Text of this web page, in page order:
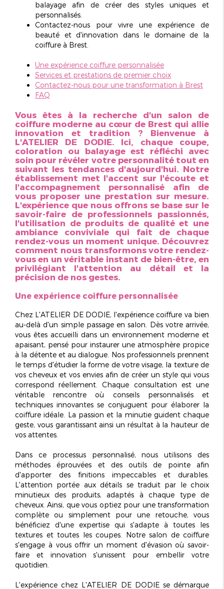
balayage afin de créer des stylesuniques et
personnalisés
Contactez-nous pour vivre une expérience de
beauté et d'innovation dans le domaine de la
coiffure à Brest.
Une expérience coiffure personnalisée
Services et prestations de premier choix
Contactez-nous pour une transformation à Brest
FAQ
Vous êtes à la recherche d'un salon de
coiffure moderne au cœur de Brest qui allie
innovation et tradition ? Bienvenue à
L'ATELIER DE DODIE. Ici, chaque coupe,
coloration ou balayage est réfléchi avec
soin pour révéler votre personnalité tout en
suivant les tendances d'aujourd'hui. Notre
établissement met l'accent sur l'écoute et
l'accompagnement personnalisé afin de
vous proposer une prestation sur mesure.
L'expérience que nous offrons se base sur le
savoir-faire de professionnels passionnés,
l'utilisation de produits de qualité et une
ambiance conviviale qui fait de chaque
rendez-vous un moment unique. Découvrez
comment nous transformons votre rendez-
vous en un véritable instant de bien-être, en
privilégiant l'attention au détail et la
précision de nos gestes.
Une expérience coiffure personnalisée
Chez L'ATELIER DE DODIE, l'expérience coiffure va bien
au-delà d'un simple passage en salon. Dès votre arrivée,
vous êtes accueilli dans un environnement moderne et
apaisant, pensé pour instaurer une atmosphère propice
à la détente et au dialogue. Nos professionnels prennent
le temps d'étudier la forme de votre visage, la texture de
vos cheveux et vos envies afin de créer un style qui vous
correspond réellement. Chaque consultation est une
véritable rencontre où conseils personnalisés et
techniques innovantes se conjuguent pour élaborer la
coiffure idéale. La passion et la minutie guident chaque
geste, vous garantissant ainsi un résultat à la hauteur de
vos attentes.
Dans ce processus personnalisé, nous utilisons des
méthodes éprouvées et des outils de pointe afin
d'apporter des finitions impeccables et durables
L'attention portée aux détails se traduit par le choix
minutieux des produits, adaptés à chaque type de
cheveux. Ainsi, que vous optiez pour une transformation
complète ou simplement pour une retouche, vous
bénéficiez d'une expertise qui s'adapte à toutes les
textures et toutes les coupes. Notre salon de coiffure
s'engage à vous offrir un moment d'évasion où savoir-
faire et innovation s'unissent pour embellir votre
quotidien.
L'expérience chez L'ATELIER DE DODIE se démarque